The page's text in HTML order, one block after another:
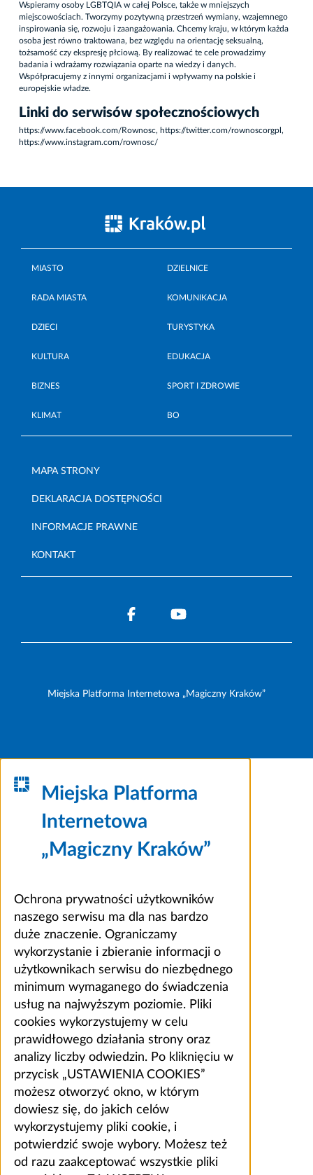
Wspieramy osoby LGBTQIA w całej Polsce, także w mniejszych
miejscowościach. Tworzymy pozytywną przestrzeń wymiany, wzajemnego
inspirowania się, rozwoju i zaangażowania. Chcemy kraju, w którym każda
osoba jest równo traktowana, bez względu na orientację seksualną,
tożsamość czy ekspresję płciową. By realizować te cele prowadzimy
badania i wdrażamy rozwiązania oparte na wiedzy i danych.
Współpracujemy z innymi organizacjami i wpływamy na polskie i
europejskie władze.
Linki do serwisów społecznościowych
https://www.facebook.com/Rownosc, https://twitter.com/rownoscorgpl,
https://www.instagram.com/rownosc/
MIASTO DZIELNICE
RADA MIASTA KOMUNIKACJA
DZIECI TURYSTYKA
KULTURA EDUKACJA
BIZNES SPORT I ZDROWIE
KLIMAT BO
MAPA STRONY
DEKLARACJA DOSTĘPNOŚCI
INFORMACJE PRAWNE
KONTAKT
Miejska Platforma Internetowa „Magiczny Kraków”
Miejska Platforma
Internetowa
„Magiczny Kraków”
Ochrona prywatności użytkowników
naszego serwisu ma dla nas bardzo
duże znaczenie. Ograniczamy
wykorzystanie i zbieranie informacji o
użytkownikach serwisu do niezbędnego
minimum wymaganego do świadczenia
usług na najwyższym poziomie. Pliki
cookies wykorzystujemy w celu
prawidłowego działania strony oraz
analizy liczby odwiedzin. Po kliknięciu w
przycisk „USTAWIENIA COOKIES”
możesz otworzyć okno, w którym
dowiesz się, do jakich celów
wykorzystujemy pliki cookie, i
potwierdzić swoje wybory. Możesz też
od razu zaakceptować wszystkie pliki